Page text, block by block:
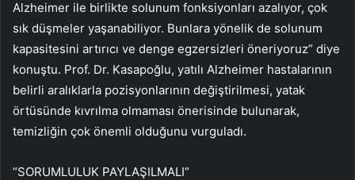
Alzheimer ile birlikte solunum fonksiyonları azalıyor, çok
sık düşmeler yaşanabiliyor. Bunlara yönelik de solunum
kapasitesini artırıcı ve denge egzersizleri öneriyoruz” diye
konuştu. Prof. Dr. Kasapoğlu, yatılı Alzheimer hastalarının
belirli aralıklarla pozisyonlarının değiştirilmesi, yatak
örtüsünde kıvrılma olmaması önerisinde bulunarak,
temizliğin çok önemli olduğunu vurguladı.
“SORUMLULUK PAYLAŞILMALI”